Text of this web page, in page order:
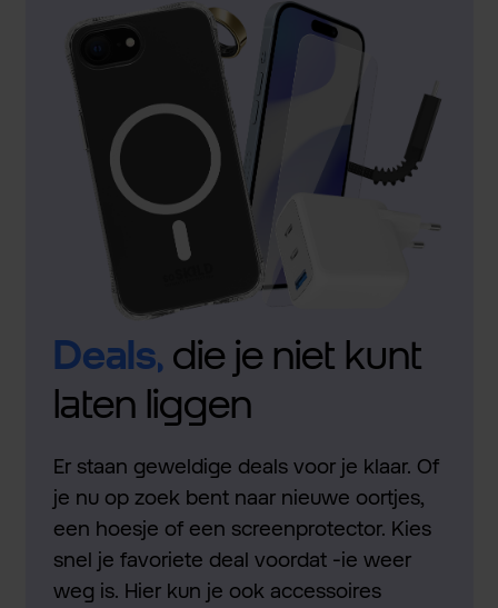
Deals,die je niet kunt
laten liggen
Er staan geweldige deals voor je klaar. Of
je nu op zoek bent naar nieuwe oortjes,
een hoesje of een screenprotector. Kies
snel je favoriete deal voordat -ie weer
weg is. Hier kun je ook accessoires